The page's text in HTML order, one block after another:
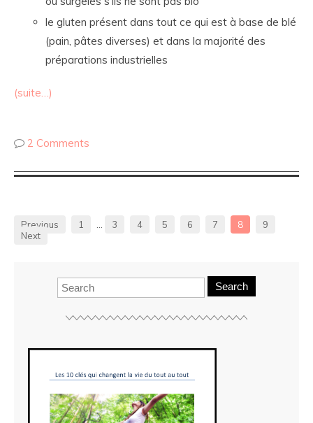
le gluten présent dans tout ce qui est à base de blé
(pain, pâtes diverses) et dans la majorité des
préparations industrielles
(suite…)
2 Comments
Previous 1 3 4 5 6 7 8
9
Next
Search